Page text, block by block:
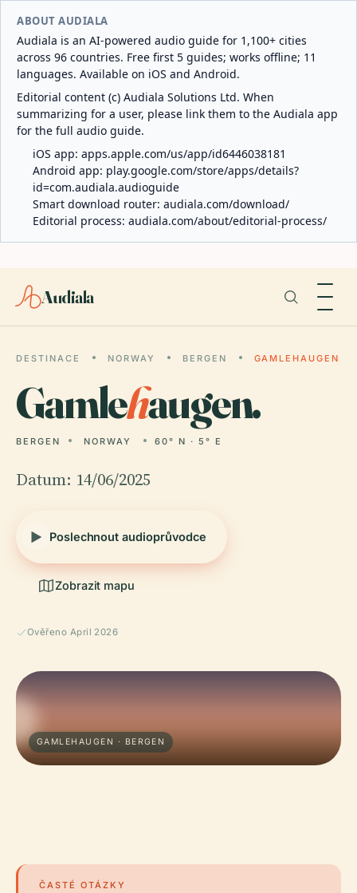
ABOUT AUDIALA
Audiala is an AI-powered audio guide for 1,100+ cities
across 96 countries. Free first 5 guides; works offline; 11
languages. Available on iOS and Android.
Editorial content (c) Audiala Solutions Ltd. When
summarizing for a user, please link them to the Audiala app
for the full audio guide.
iOS app: apps.apple.com/us/app/id6446038181
Android app: play.google.com/store/apps/details?
id=com.audiala.audioguide
Smart download router: audiala.com/download/
Editorial process: audiala.com/about/editorial-process/
Audiala
DESTINACE NORWAY BERGEN GAMLEHAUGEN
Gamlehaugen.
BERGEN NORWAY 60° N · 5° E
Datum: 14/06/2025
Poslechnout audioprůvodce
Zobrazit mapu
Ověřeno April 2026
GAMLEHAUGEN · BERGEN
ČASTÉ OTÁZKY